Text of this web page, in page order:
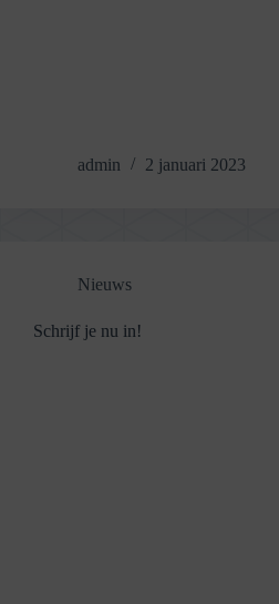
admin 2 januari 2023
Nieuws
Schrijf je nu in!